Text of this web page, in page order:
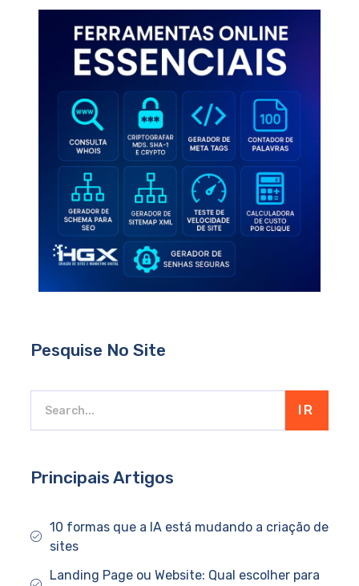
Pesquise No Site
IR
Principais Artigos
10 formas que a IA está mudando a criação de
sites
Landing Page ou Website: Qual escolher para